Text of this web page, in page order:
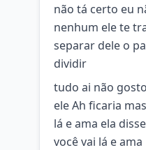
não tá certo eu
nenhum ele te
separar dele o
dividir
tudo ai não
ele Ah ficaria
lá e ama ela
você vai lá e